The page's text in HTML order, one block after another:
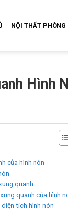
NỘI THẤT PHÒNG
Hình
của hình nón
quanh
quanh của hình
tích hình nón